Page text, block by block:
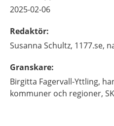
2025-02-06
Redaktör:
Susanna Schultz, 1177.se,
Granskare:
Birgitta Fagervall-Yttling,
kommuner och regioner,